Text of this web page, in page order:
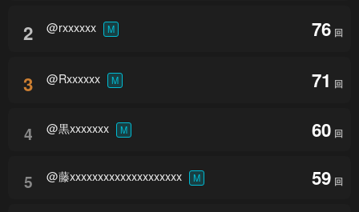
2 @rxxxxxx M 76 回
3 @Rxxxxxx M 71 回
4 @黒xxxxxxx M 60 回
5 @藤xxxxxxxxxxxxxxxxxxxx M 59 回